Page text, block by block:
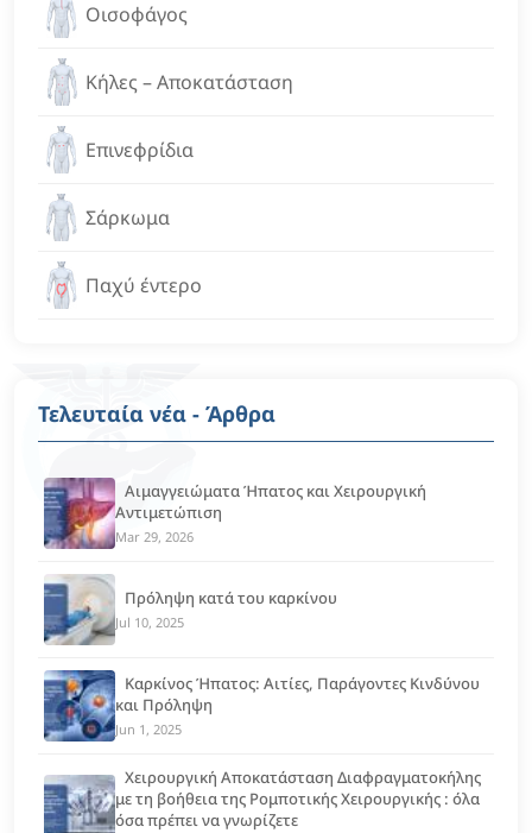
Οισοφάγος
Κήλες – Αποκατάσταση
Επινεφρίδια
Σάρκωμα
Παχύ έντερο
Τελευταία νέα - Άρθρα
Αιμαγγειώματα Ήπατος και Χειρουργική
Αντιμετώπιση
Mar 29, 2026
Πρόληψη κατά του καρκίνου
Jul 10, 2025
Καρκίνος Ήπατος: Αιτίες, Παράγοντες Κινδύνου
και Πρόληψη
Jun 1, 2025
Χειρουργική Αποκατάσταση Διαφραγματοκήλης
με τη βοήθεια της Ρομποτικής Χειρουργικής : όλα
όσα πρέπει να γνωρίζετε